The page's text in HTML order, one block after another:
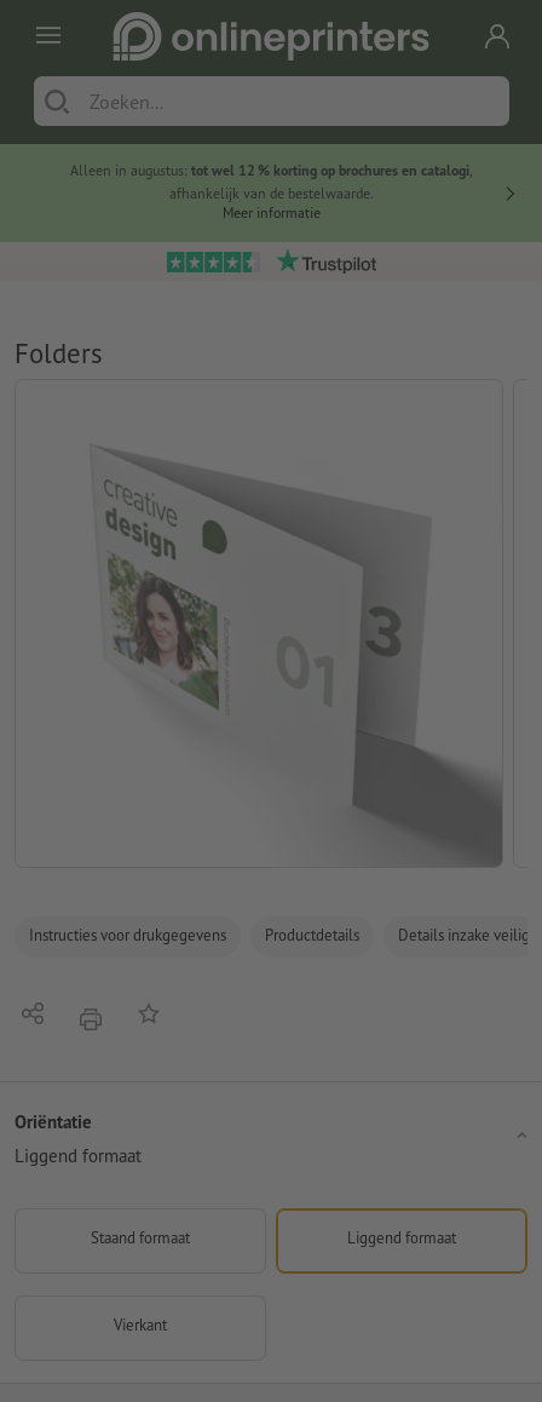
Alleen in augustus: tot wel 12 % korting op brochures en catalogi,
afhankelijk van de bestelwaarde.
Meer informatie
Folders
Instructies voor drukgegevens Productdetails Details inzake
Delen afdrukkenOp de lijst
Oriëntatie
Liggend formaat
Staand formaat Liggend formaat
Vierkant